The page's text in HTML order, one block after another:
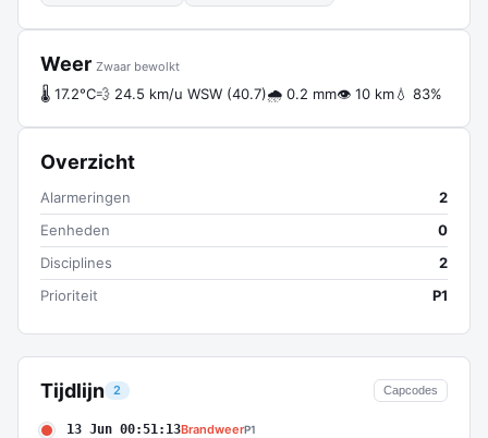
Tijdlijn 2 Capcodes
13 Jun 00:51:13BrandweerP1
Weer Zwaar bewolkt
🌡 17.2°C💨 24.5 km/u WSW (40.7)🌧 0.2 mm👁 10 km💧 83%
Overzicht
Alarmeringen
2
Eenheden
0
Disciplines
2
Prioriteit
P1